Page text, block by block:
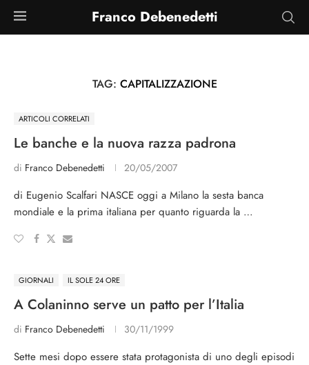
Franco Debenedetti
TAG: CAPITALIZZAZIONE
ARTICOLI CORRELATI
Le banche e la nuova razza padrona
di Franco Debenedetti 20/05/2007
di Eugenio Scalfari NASCE oggi a Milano la sesta banca
mondiale e la prima italiana per quanto riguarda la …
GIORNALI IL SOLE 24 ORE
A Colaninno serve un patto per l’Italia
di Franco Debenedetti 30/11/1999
Sette mesi dopo essere sta­ta protagonista di uno de­gli episodi